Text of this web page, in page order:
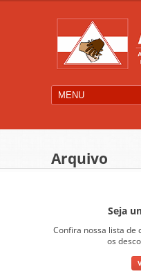
Arquivo
Seja
Confira nossa lista de
os